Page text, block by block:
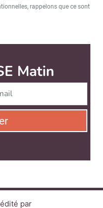
rappelons que ce sont
par